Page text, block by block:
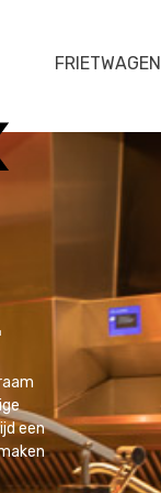
FRIETWAGEN
een